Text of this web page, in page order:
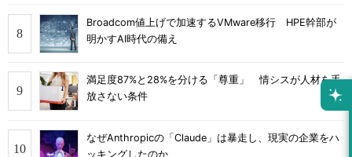
Broadcom値上げで加速するVMware移行 HPE幹部が
明かすAI時代の備え
満足度87%と28%を分ける「尊重」 情シスが人材を手
放さない条件
なぜAnthropicの「Claude」は暴走し、現実の企業をハ
ッキングしたのか